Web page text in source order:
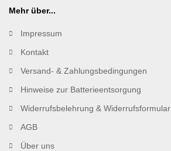
Mehr über...
Impressum
Kontakt
Versand- & Zahlungsbedingungen
Hinweise zur Batterieentsorgung
Widerrufsbelehrung & Widerrufsformular
AGB
Über uns